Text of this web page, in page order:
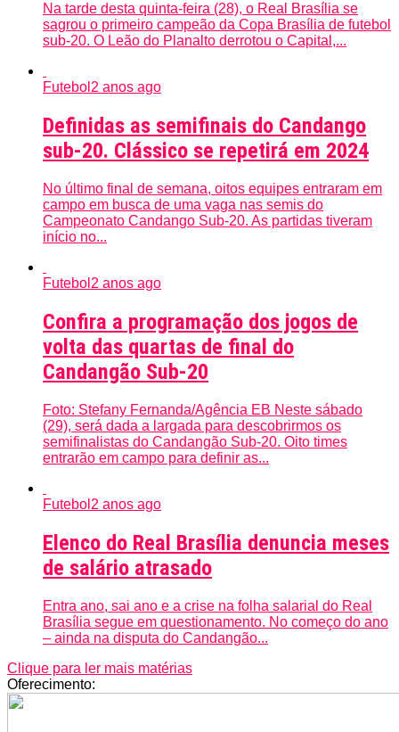
Na tarde desta quinta-feira (28), o Real Brasília se
sagrou o primeiro campeão da Copa Brasília de futebol
sub-20. O Leão do Planalto derrotou o Capital,...
Futebol 2 anos ago
Definidas as semifinais do Candango
sub-20. Clássico se repetirá em 2024
No último final de semana, oitos equipes entraram em
campo em busca de uma vaga nas semis do
Campeonato Candango Sub-20. As partidas tiveram
início no...
Futebol 2 anos ago
Confira a programação dos jogos de
volta das quartas de final do
Candangão Sub-20
Foto: Stefany Fernanda/Agência EB Neste sábado
(29), será dada a largada para descobrirmos os
semifinalistas do Candangão Sub-20. Oito times
entrarão em campo para definir as...
Futebol 2 anos ago
Elenco do Real Brasília denuncia meses
de salário atrasado
Entra ano, sai ano e a crise na folha salarial do Real
Brasília segue em questionamento. No começo do ano
– ainda na disputa do Candangão...
Clique para ler mais matérias
Oferecimento: